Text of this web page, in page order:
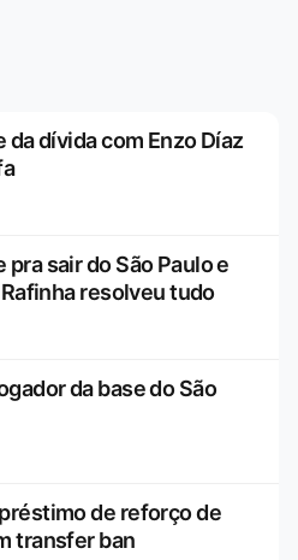
da dívida com Enzo Díaz
pra sair do São Paulo e
resolveu tudo
da base do São
de reforço de
transfer ban